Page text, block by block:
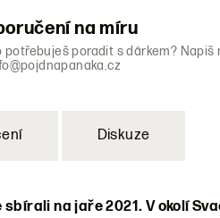
na míru
poradit s dárkem? Napiš
Diskuze
na jaře 2021. V okolí